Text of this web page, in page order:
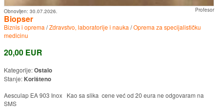
Profesor
Obnovljen: 30.07.2026.
Biopser
Biznis i oprema /Zdravstvo, laboratorije i nauka /Oprema za specijalističku
medicinu
20,00 EUR
Kategorije:Ostalo
Stanje: Korišteno
Aesculap EA 903 Inox Kao sa slika cene već od 20 eura ne odgovaram na
SMS